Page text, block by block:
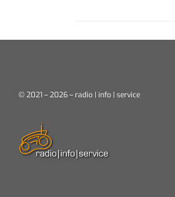
© 2021 – 2026 – radio | info | service